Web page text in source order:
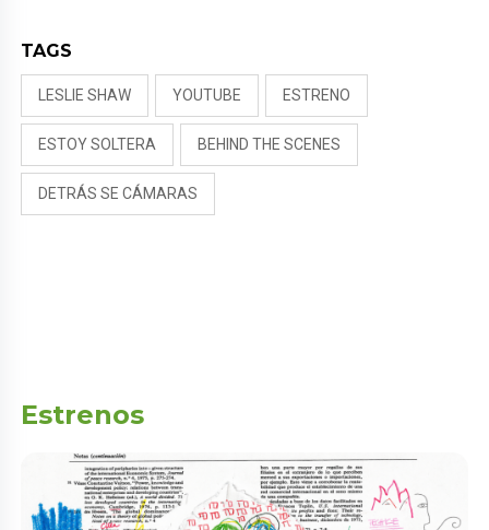
TAGS
LESLIE SHAW YOUTUBE ESTRENO
ESTOY SOLTERA BEHIND THE SCENES
DETRÁS SE CÁMARAS
Estrenos